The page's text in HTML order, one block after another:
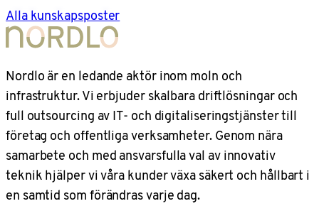
Alla kunskapsposter
Nordlo är en ledande aktör inom moln och
infrastruktur. Vi erbjuder skalbara driftlösningar och
full outsourcing av IT- och digitaliseringstjänster till
företag och offentliga verksamheter. Genom nära
samarbete och med ansvarsfulla val av innovativ
teknik hjälper vi våra kunder växa säkert och hållbart i
en samtid som förändras varje dag.